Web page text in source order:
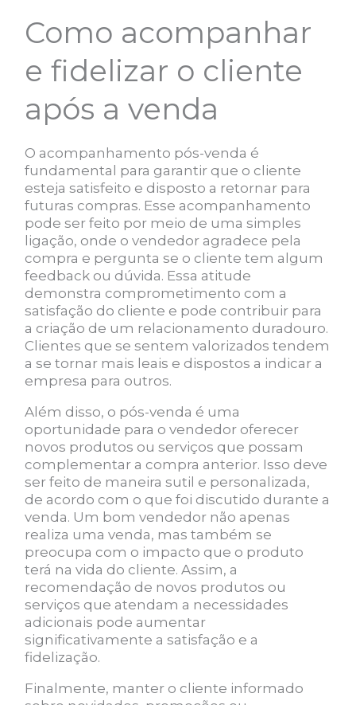
Como acompanhar
e fidelizar o cliente
após a venda
O acompanhamento pós-venda é
fundamental para garantir que o cliente
esteja satisfeito e disposto a retornar para
futuras compras. Esse acompanhamento
pode ser feito por meio de uma simples
ligação, onde o vendedor agradece pela
compra e pergunta se o cliente tem algum
feedback ou dúvida. Essa atitude
demonstra comprometimento com a
satisfação do cliente e pode contribuir para
a criação de um relacionamento duradouro.
Clientes que se sentem valorizados tendem
a se tornar mais leais e dispostos a indicar a
empresa para outros.
Além disso, o pós-venda é uma
oportunidade para o vendedor oferecer
novos produtos ou serviços que possam
complementar a compra anterior. Isso deve
ser feito de maneira sutil e personalizada,
de acordo com o que foi discutido durante a
venda. Um bom vendedor não apenas
realiza uma venda, mas também se
preocupa com o impacto que o produto
terá na vida do cliente. Assim, a
recomendação de novos produtos ou
serviços que atendam a necessidades
adicionais pode aumentar
significativamente a satisfação e a
fidelização.
Finalmente, manter o cliente informado